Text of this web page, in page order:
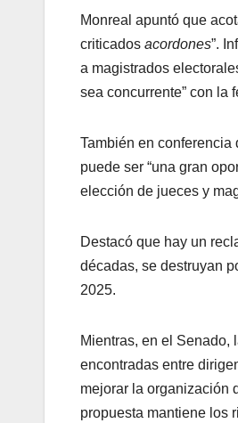
Monreal apuntó que
criticados acordones”.
a magistrados
sea concurrente” con la
También en
puede ser “una gran
elección de jueces y
Destacó que hay un
décadas, se destruyan
2025.
Mientras, en el Senado,
encontradas entre
mejorar la organización
propuesta mantiene los